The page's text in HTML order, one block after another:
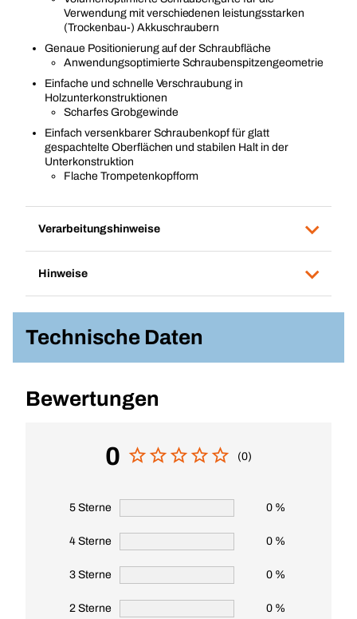
Verwendung mit verschiedenen leistungsstarken
(Trockenbau-) Akkuschraubern
Genaue Positionierung auf der Schraubfläche
Anwendungsoptimierte Schraubenspitzengeometrie
Einfache und schnelle Verschraubung in
Holzunterkonstruktionen
Scharfes Grobgewinde
Einfach versenkbarer Schraubenkopf für glatt
gespachtelte Oberflächen und stabilen Halt in der
Unterkonstruktion
Flache Trompetenkopfform
Verarbeitungshinweise
Hinweise
Technische Daten
Bewertungen
0 (0)
5 Sterne 0 %
4 Sterne 0 %
3 Sterne 0 %
2 Sterne 0 %